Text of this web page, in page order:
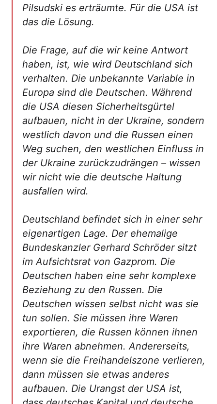
Pilsudski es erträumte. Für die USA ist
das die Lösung.
Die Frage, auf die wir keine Antwort
haben, ist, wie wird Deutschland sich
verhalten. Die unbekannte Variable in
Europa sind die Deutschen. Während
die USA diesen Sicherheitsgürtel
aufbauen, nicht in der Ukraine, sondern
westlich davon und die Russen einen
Weg suchen, den westlichen Einfluss in
der Ukraine zurückzudrängen – wissen
wir nicht wie die deutsche Haltung
ausfallen wird.
Deutschland befindet sich in einer sehr
eigenartigen Lage. Der ehemalige
Bundeskanzler Gerhard Schröder sitzt
im Aufsichtsrat von Gazprom. Die
Deutschen haben eine sehr komplexe
Beziehung zu den Russen. Die
Deutschen wissen selbst nicht was sie
tun sollen. Sie müssen ihre Waren
exportieren, die Russen können ihnen
ihre Waren abnehmen. Andererseits,
wenn sie die Freihandelszone verlieren,
dann müssen sie etwas anderes
aufbauen. Die Urangst der USA ist,